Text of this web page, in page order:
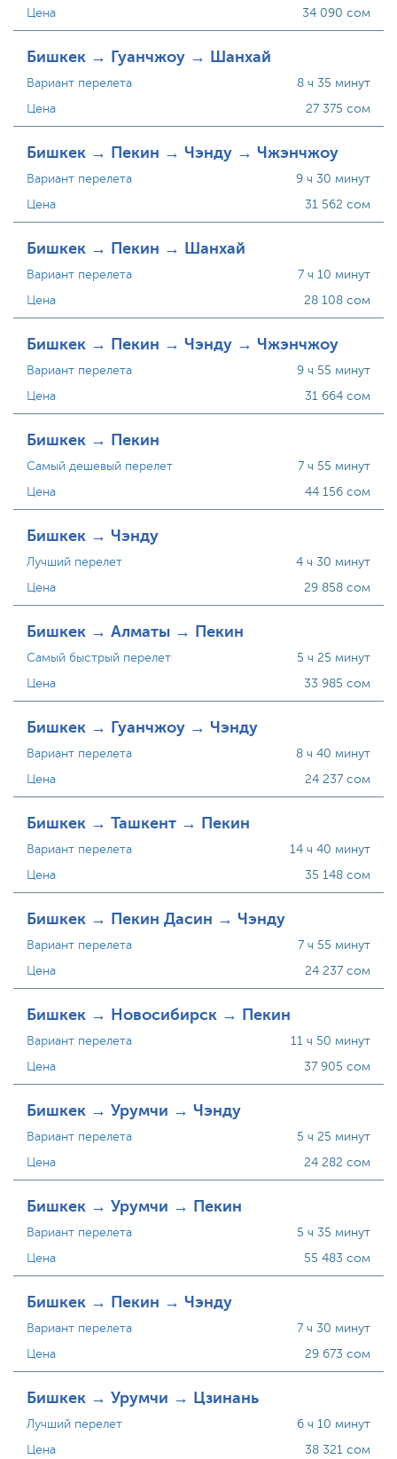
Цена
34 090 сом
Бишкек → Гуанчжоу → Шанхай
Вариант перелета
Цена
8 ч 35 минут
27 375 сом
Бишкек → Пекин → Чэнду → Чжэнчжоу
Вариант перелета
Цена
9 ч 30 минут
31 562 сом
Бишкек → Пекин → Шанхай
Вариант перелета
Цена
7 ч 10 минут
28 108 сом
Бишкек → Пекин → Чэнду → Чжэнчжоу
Вариант перелета
Цена
9 ч 55 минут
31 664 сом
Бишкек → Пекин
Самый дешевый перелет
Цена
7 ч 55 минут
44 156 сом
Бишкек → Чэнду
Лучший перелет
Цена
4 ч 30 минут
29 858 сом
Бишкек → Алматы → Пекин
Самый быстрый перелет
Цена
5 ч 25 минут
33 985 сом
Бишкек → Гуанчжоу → Чэнду
Вариант перелета
Цена
8 ч 40 минут
24 237 сом
Бишкек → Ташкент → Пекин
Вариант перелета
Цена
14 ч 40 минут
35 148 сом
Бишкек → Пекин Дасин → Чэнду
Вариант перелета
Цена
7 ч 55 минут
24 237 сом
Бишкек → Новосибирск → Пекин
Вариант перелета
Цена
11 ч 50 минут
37 905 сом
Бишкек → Урумчи → Чэнду
Вариант перелета
Цена
5 ч 25 минут
24 282 сом
Бишкек → Урумчи → Пекин
Вариант перелета
Цена
5 ч 35 минут
55 483 сом
Бишкек → Пекин → Чэнду
Вариант перелета
Цена
7 ч 30 минут
29 673 сом
Бишкек → Урумчи → Цзинань
Лучший перелет
Цена
6 ч 10 минут
38 321 сом